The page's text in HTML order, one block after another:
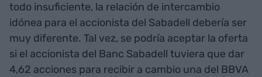
todo insuficiente, la relación de intercambio
idónea para el accionista del Sabadell debería ser
muy diferente. Tal vez, se podría aceptar la oferta
si el accionista del Banc Sabadell tuviera que dar
4,62 acciones para recibir a cambio una del BBVA